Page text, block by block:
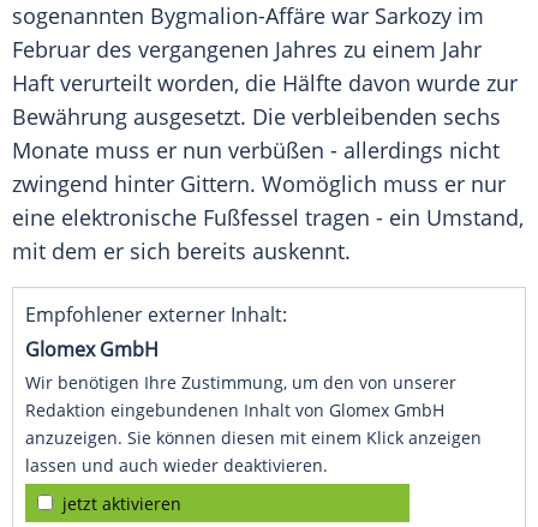
sogenannten Bygmalion-Affäre war Sarkozy im
Februar des vergangenen Jahres zu einem Jahr
Haft verurteilt worden, die Hälfte davon wurde zur
Bewährung ausgesetzt. Die verbleibenden sechs
Monate muss er nun verbüßen - allerdings nicht
zwingend hinter Gittern. Womöglich muss er nur
eine elektronische Fußfessel tragen - ein Umstand,
mit dem er sich bereits auskennt.
Empfohlener externer Inhalt:
Glomex GmbH
Wir benötigen Ihre Zustimmung, um den von unserer
Redaktion eingebundenen Inhalt von Glomex GmbH
anzuzeigen. Sie können diesen mit einem Klick anzeigen
lassen und auch wieder deaktivieren.
jetzt aktivieren